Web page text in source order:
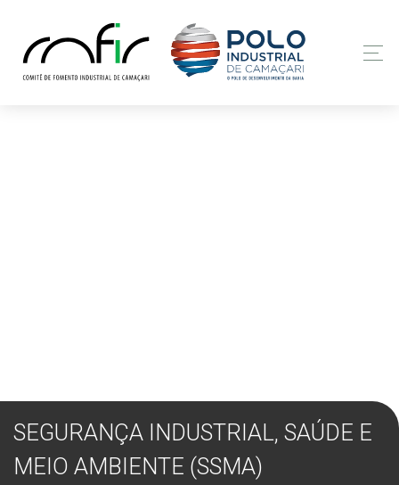
SEGURANÇA INDUSTRIAL, SAÚDE E
MEIO AMBIENTE (SSMA)